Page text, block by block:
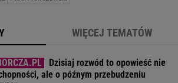
WIĘCEJ TEMATÓW
Dzisiaj rozwód to opowieść nie
ale o późnym przebudzeniu